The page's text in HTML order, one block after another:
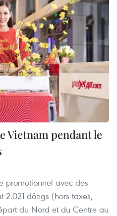
Vietnam pendant le
promotionnel avec des
dôngs (hors taxes,
du Nord et du Centre au